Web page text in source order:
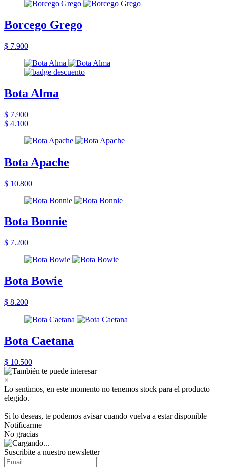
Borcego Grego
$ 7.900
Bota Alma
$ 7.900
$ 4.100
Bota Apache
$ 10.800
Bota Bonnie
$ 7.200
Bota Bowie
$ 8.200
Bota Caetana
$ 10.500
×
Lo sentimos, en este momento no tenemos stock para el producto
elegido.
Si lo deseas, te podemos avisar cuando vuelva a estar disponible
Notificarme
No gracias
Suscribite a nuestro newsletter